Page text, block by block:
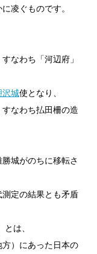
凌ぐものです。
なわち「河辺府」
沢城使となり、
なわち払田柵の造
城がのちに移転さ
定の結果とも矛盾
は、
）にあった日本の